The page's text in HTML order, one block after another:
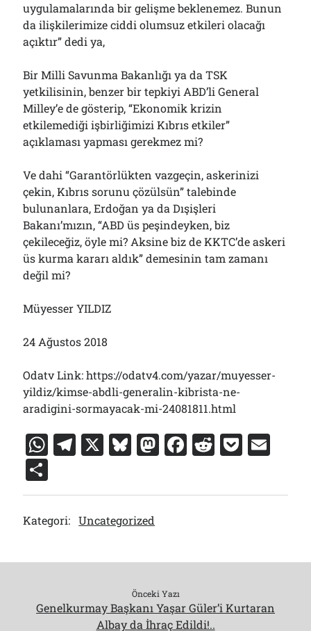
uygulamalarında bir gelişme beklenemez. Bunun
da ilişkilerimize ciddi olumsuz etkileri olacağı
açıktır” dedi ya,
Bir Milli Savunma Bakanlığı ya da TSK
yetkilisinin, benzer bir tepkiyi ABD’li General
Milley’e de gösterip, “Ekonomik krizin
etkilemediği işbirliğimizi Kıbrıs etkiler”
açıklaması yapması gerekmez mi?
Ve dahi “Garantörlükten vazgeçin, askerinizi
çekin, Kıbrıs sorunu çözülsün” talebinde
bulunanlara, Erdoğan ya da Dışişleri
Bakanı’mızın, “ABD üs peşindeyken, biz
çekileceğiz, öyle mi? Aksine biz de KKTC’de askeri
üs kurma kararı aldık” demesinin tam zamanı
değil mi?
Müyesser YILDIZ
24 Ağustos 2018
Odatv Link: https://odatv4.com/yazar/muyesser-
yildiz/kimse-abdli-generalin-kibrista-ne-
aradigini-sormayacak-mi-24081811.html
W
at
s
A
p
T
e
gr
a
m
X Bl
e
s
k
y
M
st
o
F
c
o
k
R
d
P
c ai
h
ar
e
Kategori: Uncategorized
Önceki Yazı
Genelkurmay Başkanı Yaşar Güler’i Kurtaran
Albay da İhraç Edildi!..